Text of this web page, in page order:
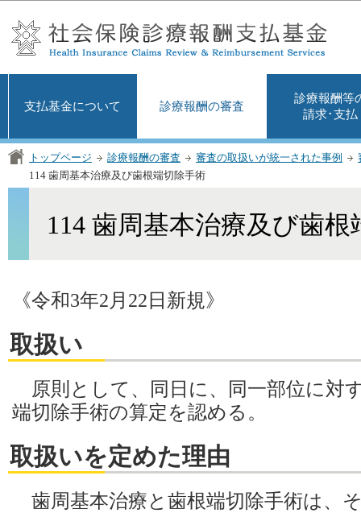
支払基金について 診療報酬の審査
診療報酬等
請求･支払
トップページ 診療報酬の審査 審査の取扱いが統一された事例
114 歯周基本治療及び歯根端切除手術
114 歯周基本治療及び歯根
《令和3年2月22日新規》
取扱い
原則として、同日に、同一部位に対
端切除手術の算定を認める。
取扱いを定めた理由
歯周基本治療と歯根端切除手術は、